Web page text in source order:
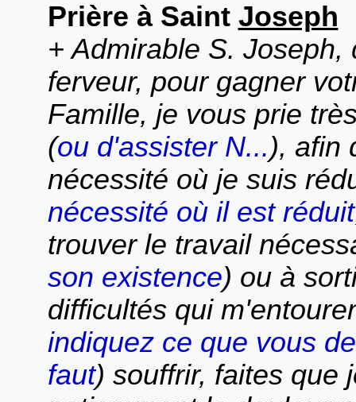
Prière à Saint Joseph
+ Admirable S.
ferveur, pour gagner
Famille, je vous prie
(ou d'assister N...), afin
nécessité où je suis
nécessité où il est réduit
trouver le travail
son existence) ou à
difficultés qui
indiquez ce que vous
faut) souffrir, faites que